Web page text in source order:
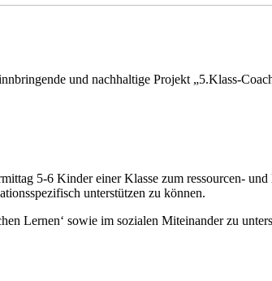
und nachhaltige Projekt „5.Klass-
5-6 Kinder einer Klasse zum ressourcen-
unterstützen zu können.
Lernen‘ sowie im sozialen Miteinander zu